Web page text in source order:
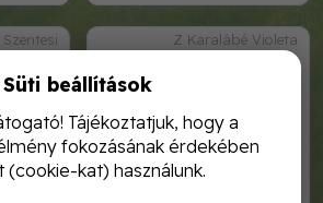
Z Karalábé Violeta
Süti beállítások
Tájékoztatjuk, hogy a
fokozásának érdekében
(cookie-kat) használunk.